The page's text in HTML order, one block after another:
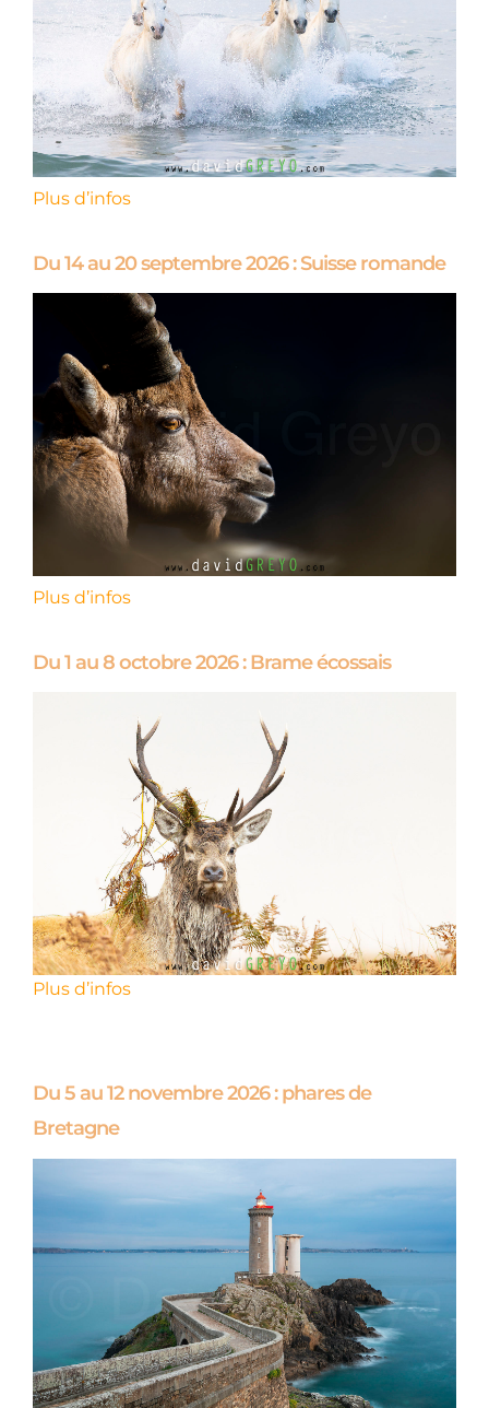
Plus d’infos
Du 14 au 20 septembre 2026 : Suisse romande
Plus d’infos
Du 1 au 8 octobre 2026 : Brame écossais
Plus d’infos
Du 5 au 12 novembre 2026 : phares de
Bretagne